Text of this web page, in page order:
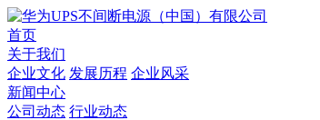
首页
关于我们
企业文化 发展历程 企业风采
新闻中心
公司动态 行业动态